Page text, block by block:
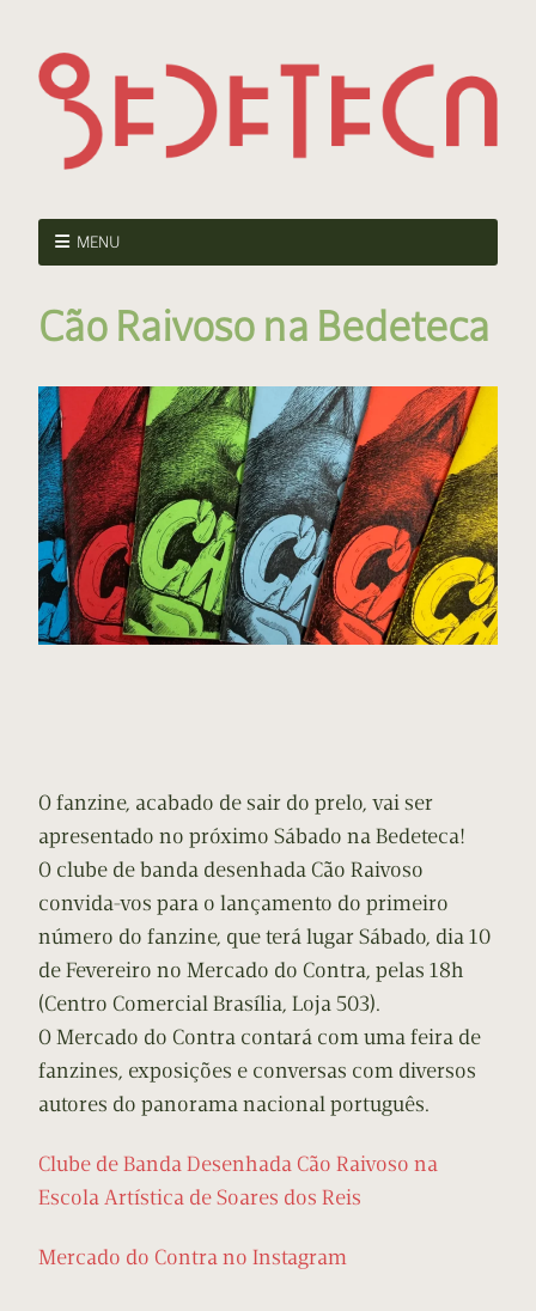
MENU
Cão Raivoso na Bedeteca
O fanzine, acabado de sair do prelo, vai ser
apresentado no próximo Sábado na Bedeteca!
O clube de banda desenhada Cão Raivoso
convida-vos para o lançamento do primeiro
número do fanzine, que terá lugar Sábado, dia 10
de Fevereiro no Mercado do Contra, pelas 18h
(Centro Comercial Brasília, Loja 503).
O Mercado do Contra contará com uma feira de
fanzines, exposições e conversas com diversos
autores do panorama nacional português.
Clube de Banda Desenhada Cão Raivoso na
Escola Artística de Soares dos Reis
Mercado do Contra no Instagram